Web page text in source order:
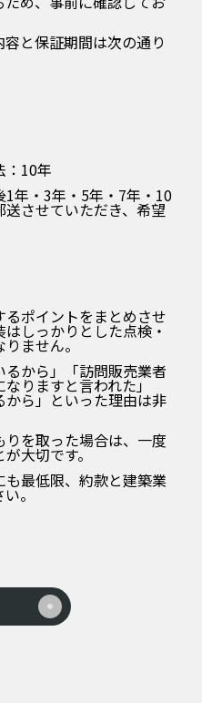
と保証期間は次の通り
：10年
年・3年・5年・7年・10
させていただき、希望
ポイントをまとめさせ
しっかりとした点検・
ません。
から」「訪問販売業者
りますと言われた」
ら」といった理由は非
を取った場合は、一度
大切です。
最低限、約款と建築業
い。